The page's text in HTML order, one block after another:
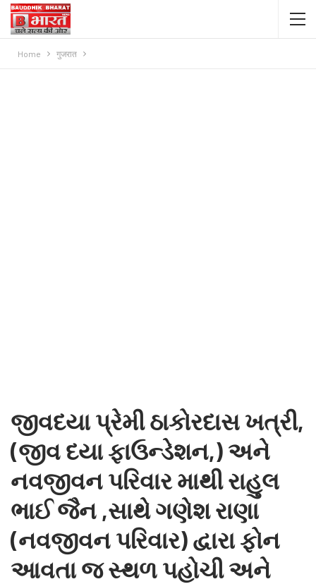
Home गुजरात
જીવદયા પ્રેમી ઠાકોરદાસ ખત્રી,
(જીવ દયા ફાઉન્ડેશન,) અને
નવજીવન પરિવાર માથી રાહુલ
ભાઈ જૈન ,સાથે ગણેશ રાણા
(નવજીવન પરિવાર) દ્વારા ફોન
આવતા જ સ્થળ પહોચી અને